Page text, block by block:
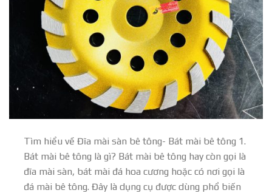
Tìm hiểu về Đĩa mài sàn bê tông- Bát mài bê tông 1.
Bát mài bê tông là gì? Bát mài bê tông hay còn gọi là
đĩa mài sàn, bát mài đá hoa cương hoặc có nơi gọi là
đá mài bê tông. Đây là dụng cụ được dùng phổ biến